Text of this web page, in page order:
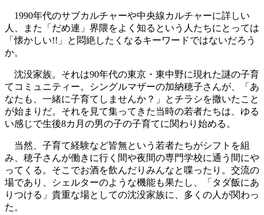
1990年代のサブカルチャーや中央線カルチャーに詳しい
人、また「だめ連」界隈をよく知るという人たちにとっては
「懐かしい!!」と悶絶したくなるキーワードではないだろう
か。
沈没家族。それは90年代の東京・東中野に現れた謎の子育
てコミュニティー。シングルマザーの加納穂子さんが、「あ
なたも、一緒に子育てしませんか？」とチラシを撒いたこと
が始まりだ。それを見て集ってきた当時の若者たちは、ゆる
い感じで生後8カ月の男の子の子育てに関わり始める。
当然、子育て経験など皆無という若者たちがシフトを組
み、穂子さんが働きに行く間や夜間の専門学校に通う間にや
ってくる。そこでお酒を飲んだりみんなと喋ったり。交流の
場であり、シェルターのような機能も果たし、「タダ飯にあ
りつける」貴重な場としての沈没家族に、多くの人が関わっ
た。